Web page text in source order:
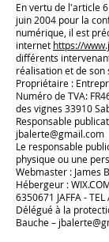
En vertu de l'article
juin 2004 pour la
numérique, il est
internet https://
différents
réalisation et de son
Propriétaire :
Numéro de TVA:
des vignes 33910
Responsable
jbalerte@gmail.com
Le responsable
physique ou une
Webmaster : James
Hébergeur :
6350671 JAFFA - TEL
Délégué à la
Bauche –